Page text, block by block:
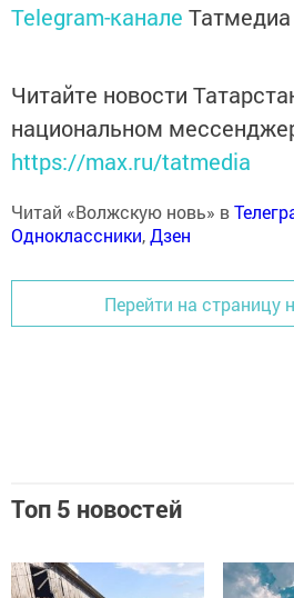
Telegram-канале Татмедиа
Читайте новости
национальном
https://max.ru/tatmedia
Читай «Волжскую новь» в
Одноклассники,Дзен
Перейти на страницу
Топ 5 новостей